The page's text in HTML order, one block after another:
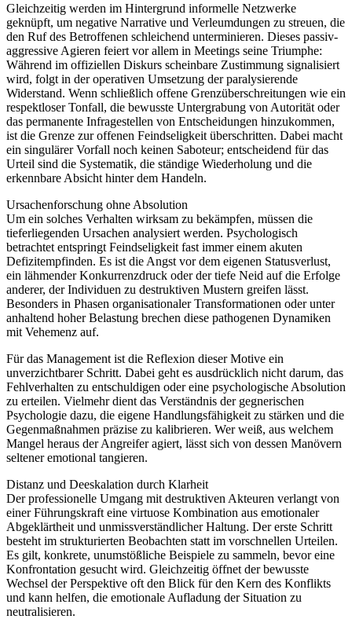
Gleichzeitig werden im Hintergrund informelle Netzwerke
geknüpft, um negative Narrative und Verleumdungen zu streuen, die
den Ruf des Betroffenen schleichend unterminieren. Dieses passiv-
aggressive Agieren feiert vor allem in Meetings seine Triumphe:
Während im offiziellen Diskurs scheinbare Zustimmung signalisiert
wird, folgt in der operativen Umsetzung der paralysierende
Widerstand. Wenn schließlich offene Grenzüberschreitungen wie ein
respektloser Tonfall, die bewusste Untergrabung von Autorität oder
das permanente Infragestellen von Entscheidungen hinzukommen,
ist die Grenze zur offenen Feindseligkeit überschritten. Dabei macht
ein singulärer Vorfall noch keinen Saboteur; entscheidend für das
Urteil sind die Systematik, die ständige Wiederholung und die
erkennbare Absicht hinter dem Handeln.
Ursachenforschung ohne Absolution
Um ein solches Verhalten wirksam zu bekämpfen, müssen die
tieferliegenden Ursachen analysiert werden. Psychologisch
betrachtet entspringt Feindseligkeit fast immer einem akuten
Defizitempfinden. Es ist die Angst vor dem eigenen Statusverlust,
ein lähmender Konkurrenzdruck oder der tiefe Neid auf die Erfolge
anderer, der Individuen zu destruktiven Mustern greifen lässt.
Besonders in Phasen organisationaler Transformationen oder unter
anhaltend hoher Belastung brechen diese pathogenen Dynamiken
mit Vehemenz auf.
Für das Management ist die Reflexion dieser Motive ein
unverzichtbarer Schritt. Dabei geht es ausdrücklich nicht darum, das
Fehlverhalten zu entschuldigen oder eine psychologische Absolution
zu erteilen. Vielmehr dient das Verständnis der gegnerischen
Psychologie dazu, die eigene Handlungsfähigkeit zu stärken und die
Gegenmaßnahmen präzise zu kalibrieren. Wer weiß, aus welchem
Mangel heraus der Angreifer agiert, lässt sich von dessen Manövern
seltener emotional tangieren.
Distanz und Deeskalation durch Klarheit
Der professionelle Umgang mit destruktiven Akteuren verlangt von
einer Führungskraft eine virtuose Kombination aus emotionaler
Abgeklärtheit und unmissverständlicher Haltung. Der erste Schritt
besteht im strukturierten Beobachten statt im vorschnellen Urteilen.
Es gilt, konkrete, unumstößliche Beispiele zu sammeln, bevor eine
Konfrontation gesucht wird. Gleichzeitig öffnet der bewusste
Wechsel der Perspektive oft den Blick für den Kern des Konflikts
und kann helfen, die emotionale Aufladung der Situation zu
neutralisieren.